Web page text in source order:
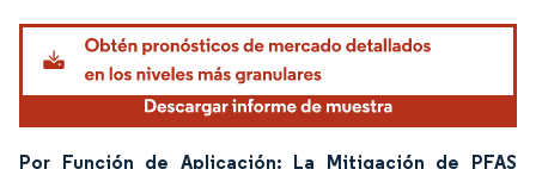
Imagen © Mordor Intelligence. El uso requiere atribución según CC BY 4.0.
Por Función de Aplicación: La Mitigación de PFAS